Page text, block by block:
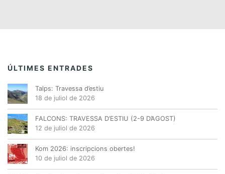
ÚLTIMES ENTRADES
Talps: Travessa d’estiu
18 de juliol de 2026
FALCONS: TRAVESSA D’ESTIU (2-9 D’AGOST)
12 de juliol de 2026
Kom 2026: inscripcions obertes!
10 de juliol de 2026